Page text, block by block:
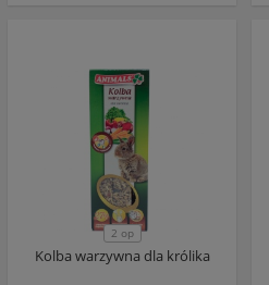
2 op
Kolba warzywna dla królika